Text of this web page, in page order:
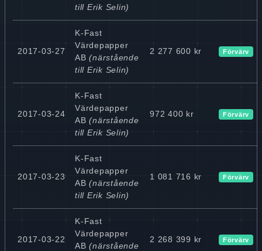
till Erik Selin)
2017-03-27
K-Fast
Värdepapper
AB (närstående
till Erik Selin)
2 277 600 kr Förvärv
2017-03-24
K-Fast
Värdepapper
AB (närstående
till Erik Selin)
972 400 kr Förvärv
2017-03-23
K-Fast
Värdepapper
AB (närstående
till Erik Selin)
1 081 716 kr Förvärv
2017-03-22
K-Fast
Värdepapper
AB (närstående
2 268 399 kr Förvärv